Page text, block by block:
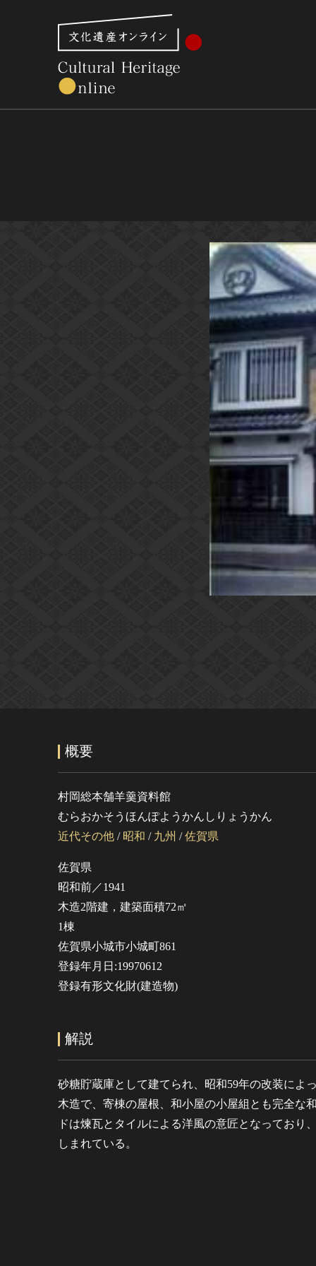
概要
村岡総本舗羊羹資料館
むらおかそうほんぽようかんしりょうかん
近代その他 / 昭和 / 九州 /佐賀県
佐賀県
昭和前／1941
木造2階建，建築面積72㎡
1棟
佐賀県小城市小城町861
登録年月日:19970612
登録有形文化財(建造物)
解説
砂糖貯蔵庫として建てられ、昭和59年の改装によ
木造で、寄棟の屋根、和小屋の小屋組とも完全な
ドは煉瓦とタイルによる洋風の意匠となっており
しまれている。